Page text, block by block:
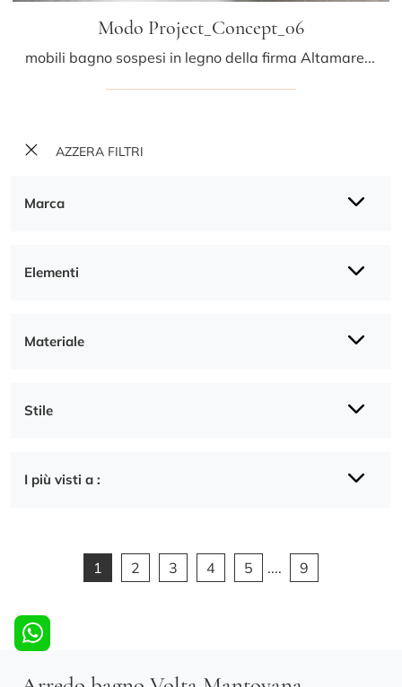
AZZERA FILTRI
Marca
Elementi
Materiale
Stile
I più visti a :
Modo Project_Concept_06
mobili bagno sospesi in legno della firma Altamarea: clicca e scopri l'arredo bagno moderno Modo Project_Concept_06 per il bagno di casa.
1 2 3 4 5 .... 9